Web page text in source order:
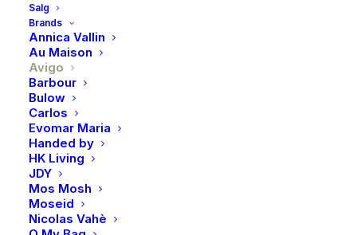
Salg
Brands
Annica Vallin
Au Maison
Avigo
Barbour
Bulow
Carlos
Evomar Maria
Handed by
HK Living
JDY
Mos Mosh
Moseid
Nicolas Vahè
flotte medarbeidere på Avigo.
På lager
Avigo,
Eplemost,
0,75l
antall
Produktnummer
Kategori
Brand